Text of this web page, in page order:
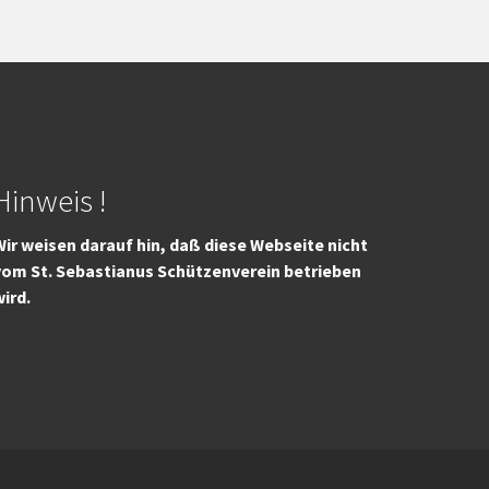
!
weisen darauf hin, daß diese Webseite nicht
St. Sebastianus Schützenverein betrieben